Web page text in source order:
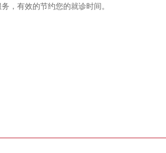
，有效的节约您的就诊时间。